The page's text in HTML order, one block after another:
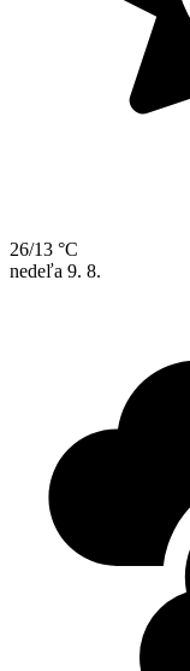
26/13 °C
nedeľa 9. 8.